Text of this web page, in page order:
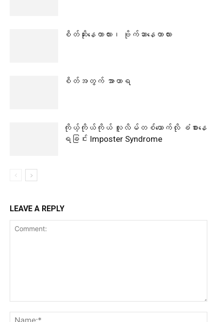
စိတ်ဆိုးနေတာလား၊ ဗိုက်ဆာနေတာလား
စိတ်အတွက် အာဟာရ
ကိုယ့်ကိုယ်ကိုယ် လူလိမ်တစ်ယောက်လို ခံစားနေ
ရခြင်း Imposter Syndrome
LEAVE A REPLY